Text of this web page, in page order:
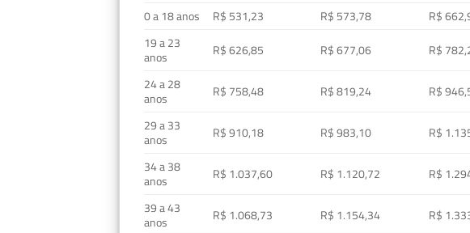
0 a 18 anos
R$ 531,23 R$ 573,78 R$
19 a 23
anos
R$ 626,85 R$ 677,06 R$
24 a 28
anos
R$ 758,48 R$ 819,24 R$
29 a 33
anos
R$ 910,18 R$ 983,10 R$
34 a 38
anos
R$ 1.037,60 R$ 1.120,72 R$
39 a 43
anos
R$ 1.068,73 R$ 1.154,34 R$